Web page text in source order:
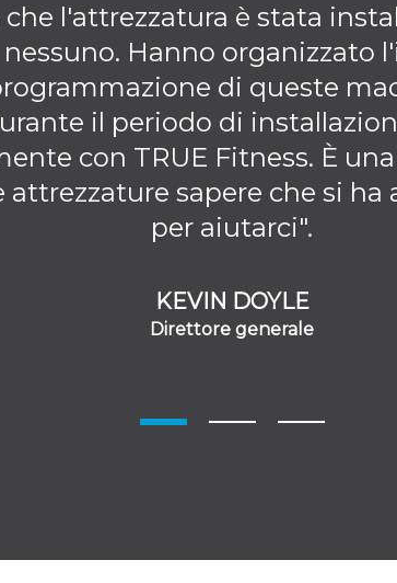
l'attrezzatura è stata
Hanno organizzato
di queste
il periodo di
con TRUE Fitness. È
sapere che si
per aiutarci".
KEVIN DOYLE
Direttore generale